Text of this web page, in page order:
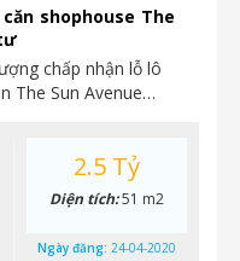
shophouse The
chấp nhận lỗ lô
The Sun Avenue…
2.5 Tỷ
Diện tích:51 m2
Ngày đăng: 24-04-2020